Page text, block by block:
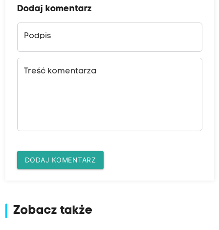
Dodaj komentarz
Podpis
Treść komentarza
DODAJ KOMENTARZ
Zobacz także